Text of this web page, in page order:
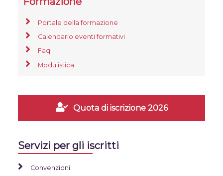
Portale della formazione
Calendario eventi formativi
Faq
Modulistica
Quota di iscrizione 2026
Servizi per gli iscritti
Convenzioni